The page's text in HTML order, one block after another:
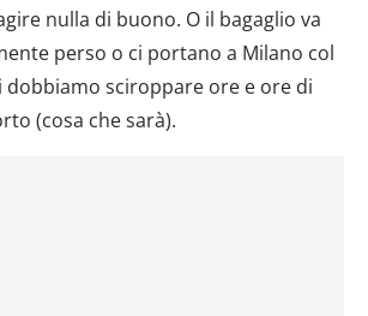
nulla di buono. O il bagaglio va
perso o ci portano a Milano col
dobbiamo sciroppare ore e ore di
(cosa che sarà).